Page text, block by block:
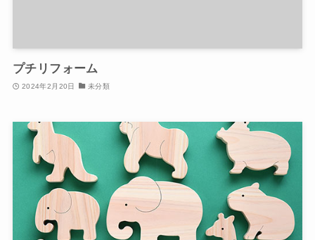
プチリフォーム
2024年2月20日 未分類